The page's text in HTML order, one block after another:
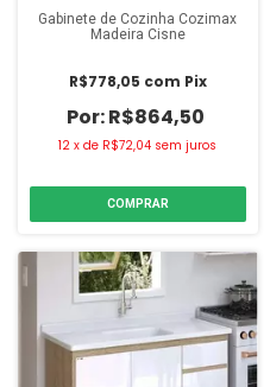
Gabinete de Cozinha Cozimax
Madeira Cisne
R$864,50
R$778,05 com Pix
12 xde R$72,04 sem juros
COMPRAR